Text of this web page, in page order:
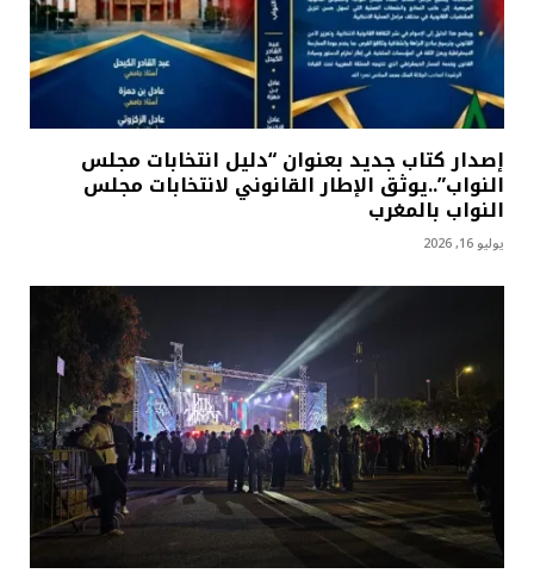
إصدار كتاب جديد بعنوان “دليل انتخابات مجلس
النواب”..يوثق الإطار القانوني لانتخابات مجلس
النواب بالمغرب
يوليو 16, 2026